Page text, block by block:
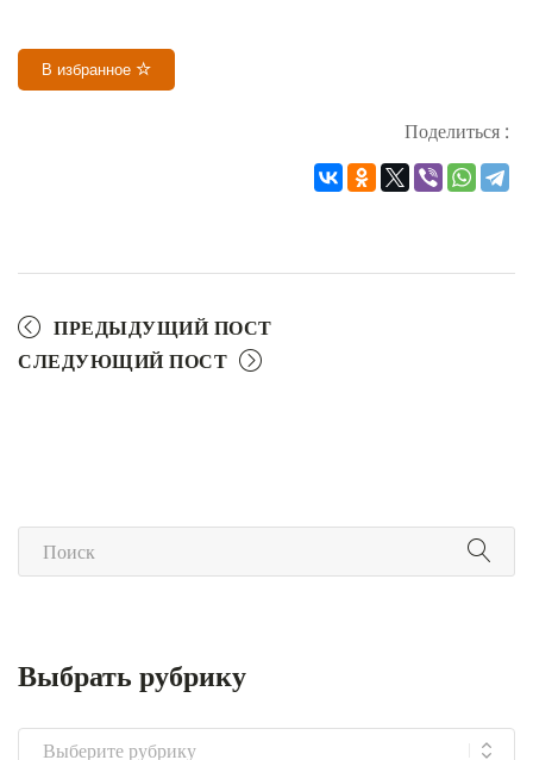
В избранное
Поделиться :
ПРЕДЫДУЩИЙ ПОСТ
СЛЕДУЮЩИЙ ПОСТ
Выбрать рубрику
Выбрать